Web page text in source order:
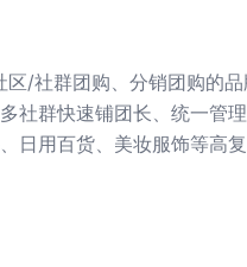
/社群团购、分销团购的
社群快速铺团长、统一管
日用百货、美妆服饰等高